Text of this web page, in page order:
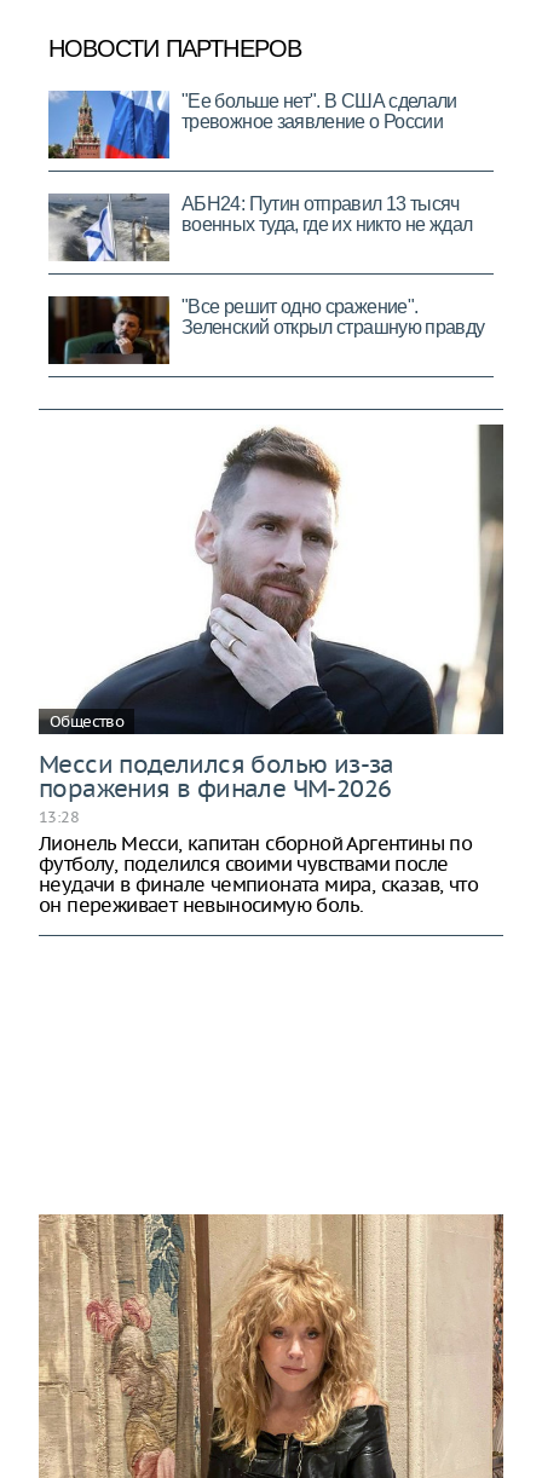
Общество
Месси поделился болью из-за
поражения в финале ЧМ-2026
13:28
Лионель Месси, капитан сборной Аргентины по
футболу, поделился своими чувствами после
неудачи в финале чемпионата мира, сказав, что
он переживает невыносимую боль.